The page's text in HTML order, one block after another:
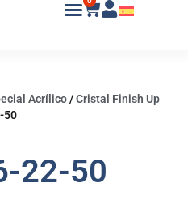
Acrílico/Cristal Finish Up
50
22-50